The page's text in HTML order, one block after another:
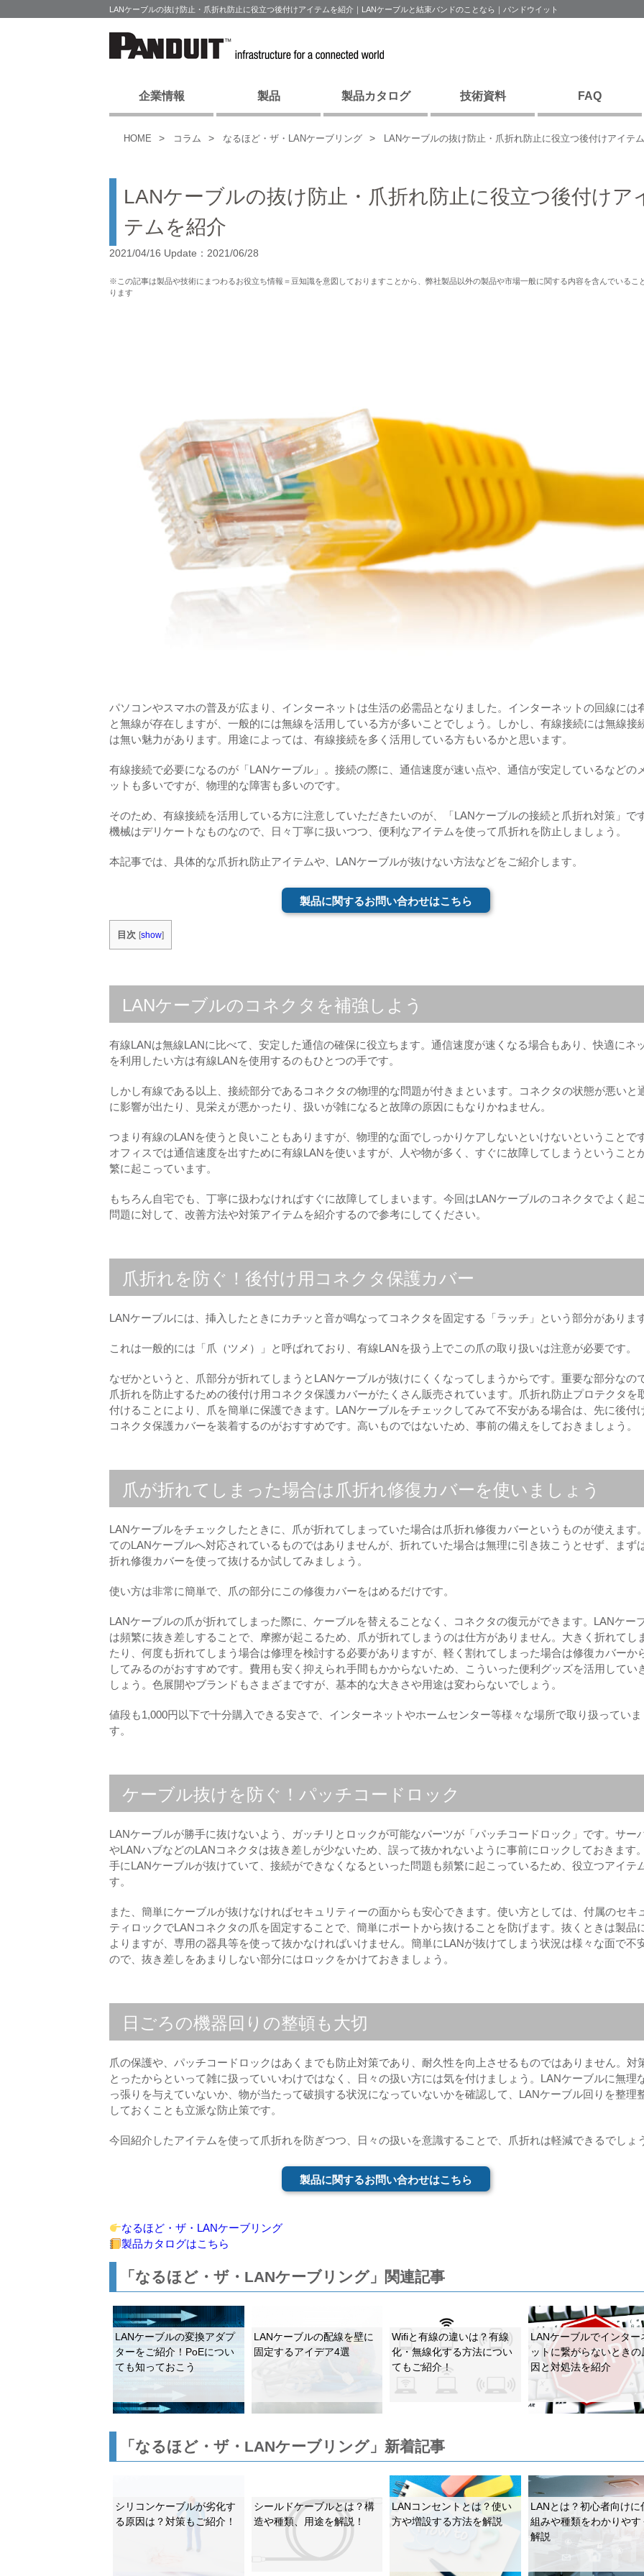
LANケーブルの抜け防止・爪折れ防止に役立つ後付けアイテムを紹介｜LANケーブルと結束バンドのことなら｜パンドウイット
企業情報 製品 製品カタログ 技術資料 FAQ
HOME コラム なるほど・ザ・LANケーブリング LANケーブルの抜け防止・爪折れ防止に役立つ後付けアイテ
LANケーブルの抜け防止・爪折れ防止に役立つ後付けア
テムを紹介
2021/04/16 Update：2021/06/28
※この記事は製品や技術にまつわるお役立ち情報＝豆知識を意図しておりますことから、弊社製品以外の製品や市場一般に関する内容を含んでいるこ
ります
パソコンやスマホの普及が広まり、インターネットは生活の必需品となりました。インターネットの回線には
と無線が存在しますが、一般的には無線を活用している方が多いことでしょう。しかし、有線接続には無線接
は無い魅力があります。用途によっては、有線接続を多く活用している方もいるかと思います。
有線接続で必要になるのが「LANケーブル」。接続の際に、通信速度が速い点や、通信が安定しているなどの
ットも多いですが、物理的な障害も多いのです。
そのため、有線接続を活用している方に注意していただきたいのが、「LANケーブルの接続と爪折れ対策」です
機械はデリケートなものなので、日々丁寧に扱いつつ、便利なアイテムを使って爪折れを防止しましょう。
本記事では、具体的な爪折れ防止アイテムや、LANケーブルが抜けない方法などをご紹介します。
製品に関するお問い合わせはこちら
目次 [show]
LANケーブルのコネクタを補強しよう
有線LANは無線LANに比べて、安定した通信の確保に役立ちます。通信速度が速くなる場合もあり、快適にネ
を利用したい方は有線LANを使用するのもひとつの手です。
しかし有線である以上、接続部分であるコネクタの物理的な問題が付きまといます。コネクタの状態が悪いと
に影響が出たり、見栄えが悪かったり、扱いが雑になると故障の原因にもなりかねません。
つまり有線のLANを使うと良いこともありますが、物理的な面でしっかりケアしないといけないということです
オフィスでは通信速度を出すために有線LANを使いますが、人や物が多く、すぐに故障してしまうということ
繁に起こっています。
もちろん自宅でも、丁寧に扱わなければすぐに故障してしまいます。今回はLANケーブルのコネクタでよく起
問題に対して、改善方法や対策アイテムを紹介するので参考にしてください。
爪折れを防ぐ！後付け用コネクタ保護カバー
LANケーブルには、挿入したときにカチッと音が鳴なってコネクタを固定する「ラッチ」という部分があります
これは一般的には「爪（ツメ）」と呼ばれており、有線LANを扱う上でこの爪の取り扱いは注意が必要です。
なぜかというと、爪部分が折れてしまうとLANケーブルが抜けにくくなってしまうからです。重要な部分なので
爪折れを防止するための後付け用コネクタ保護カバーがたくさん販売されています。爪折れ防止プロテクタを
付けることにより、爪を簡単に保護できます。LANケーブルをチェックしてみて不安がある場合は、先に後付
コネクタ保護カバーを装着するのがおすすめです。高いものではないため、事前の備えをしておきましょう。
爪が折れてしまった場合は爪折れ修復カバーを使いましょう
LANケーブルをチェックしたときに、爪が折れてしまっていた場合は爪折れ修復カバーというものが使えます
てのLANケーブルへ対応されているものではありませんが、折れていた場合は無理に引き抜こうとせず、まず
折れ修復カバーを使って抜けるか試してみましょう。
使い方は非常に簡単で、爪の部分にこの修復カバーをはめるだけです。
LANケーブルの爪が折れてしまった際に、ケーブルを替えることなく、コネクタの復元ができます。LANケー
は頻繁に抜き差しすることで、摩擦が起こるため、爪が折れてしまうのは仕方がありません。大きく折れてし
たり、何度も折れてしまう場合は修理を検討する必要がありますが、軽く割れてしまった場合は修復カバーか
してみるのがおすすめです。費用も安く抑えられ手間もかからないため、こういった便利グッズを活用してい
しょう。色展開やブランドもさまざまですが、基本的な大きさや用途は変わらないでしょう。
値段も1,000円以下で十分購入できる安さで、インターネットやホームセンター等様々な場所で取り扱っていま
す。
ケーブル抜けを防ぐ！パッチコードロック
LANケーブルが勝手に抜けないよう、ガッチリとロックが可能なパーツが「パッチコードロック」です。サー
やLANハブなどのLANコネクタは抜き差しが少ないため、誤って抜かれないように事前にロックしておきます
手にLANケーブルが抜けていて、接続ができなくなるといった問題も頻繁に起こっているため、役立つアイテ
す。
また、簡単にケーブルが抜けなければセキュリティーの面からも安心できます。使い方としては、付属のセキ
ティロックでLANコネクタの爪を固定することで、簡単にポートから抜けることを防げます。抜くときは製品
よりますが、専用の器具等を使って抜かなければいけません。簡単にLANが抜けてしまう状況は様々な面で不
ので、抜き差しをあまりしない部分にはロックをかけておきましょう。
日ごろの機器回りの整頓も大切
爪の保護や、パッチコードロックはあくまでも防止対策であり、耐久性を向上させるものではありません。対
とったからといって雑に扱っていいわけではなく、日々の扱い方には気を付けましょう。LANケーブルに無理
っ張りを与えていないか、物が当たって破損する状況になっていないかを確認して、LANケーブル回りを整理
しておくことも立派な防止策です。
今回紹介したアイテムを使って爪折れを防ぎつつ、日々の扱いを意識することで、爪折れは軽減できるでしょ
製品に関するお問い合わせはこちら
なるほど・ザ・LANケーブリング
製品カタログはこちら
「なるほど・ザ・LANケーブリング」関連記事
LANケーブルの変換アダプ
ターをご紹介！PoEについ
ても知っておこう
LANケーブルの配線を壁に
固定するアイデア4選
Wifiと有線の違いは？有線
化・無線化する方法につい
てもご紹介！
LANケーブルでインター
ットに繋がらないときの
因と対処法を紹介
「なるほど・ザ・LANケーブリング」新着記事
シリコンケーブルが劣化す
る原因は？対策もご紹介！
シールドケーブルとは？構
造や種類、用途を解説！
LANコンセントとは？使い
方や増設する方法を解説
LANとは？初心者向けに
組みや種類をわかりやす
解説